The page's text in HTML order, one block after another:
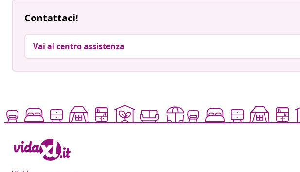
Contattaci!
Vai al centro assistenza